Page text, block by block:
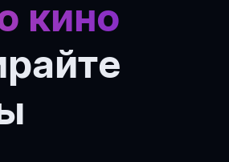
кино